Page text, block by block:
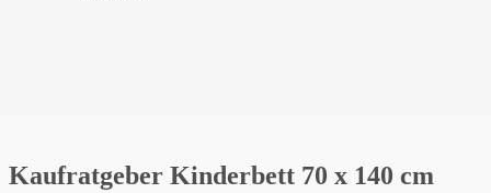
Kaufratgeber Kinderbett 70 x 140 cm